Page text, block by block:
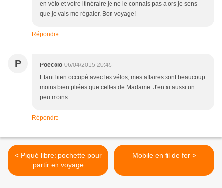
en vélo et votre itinéraire je ne le connais pas alors je sens
que je vais me régaler. Bon voyage!
Répondre
P Poecolo 06/04/2015 20:45
Etant bien occupé avec les vélos, mes affaires sont beaucoup
moins bien pliées que celles de Madame. J'en ai aussi un
peu moins...
Répondre
< Piqué libre: pochette pour
partir en voyage
Mobile en fil de fer >